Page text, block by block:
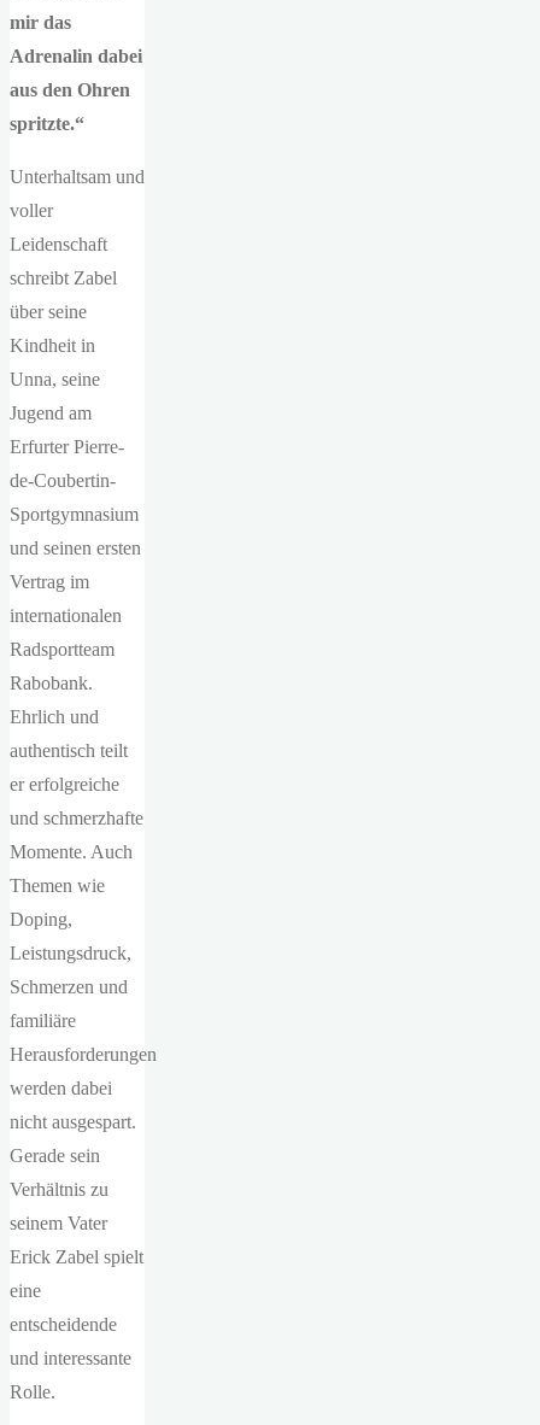
mir das
Adrenalin dabei
aus den Ohren
spritzte.“
Unterhaltsam und
voller
Leidenschaft
schreibt Zabel
über seine
Kindheit in
Unna, seine
Jugend am
Erfurter Pierre-
de-Coubertin-
Sportgymnasium
und seinen ersten
Vertrag im
internationalen
Radsportteam
Rabobank.
Ehrlich und
authentisch teilt
er erfolgreiche
und schmerzhafte
Momente. Auch
Themen wie
Doping,
Leistungsdruck,
Schmerzen und
familiäre
Herausforderungen
werden dabei
nicht ausgespart.
Gerade sein
Verhältnis zu
seinem Vater
Erick Zabel spielt
eine
entscheidende
und interessante
Rolle.